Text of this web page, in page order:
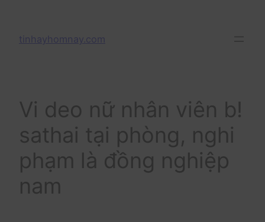
content
tinhayhomnay.com
Vi deo nữ nhân viên b!
sathai tại phòng, nghi
phạm là đồng nghiệp
nam